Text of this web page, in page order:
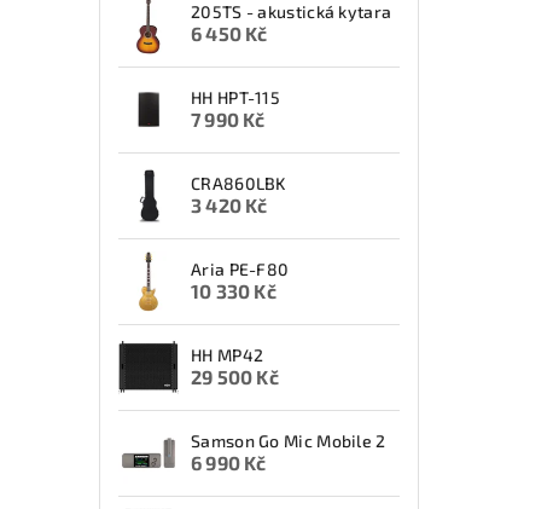
205TS - akustická kytara
6 450 Kč
HH HPT-115
7 990 Kč
CRA860LBK
3 420 Kč
Aria PE-F80
10 330 Kč
HH MP42
29 500 Kč
Samson Go Mic Mobile 2
6 990 Kč